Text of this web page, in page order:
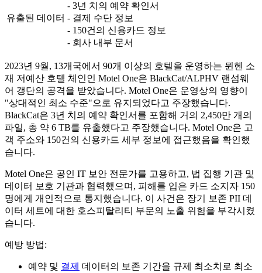
유출된 데이터
- 3년 치의 예약 확인서
- 결제 수단 정보
- 150건의 신용카드 정보
- 회사 내부 문서
2023년 9월, 13개국에서 90개 이상의 호텔을 운영하는 뮌헨 소
재 저예산 호텔 체인인 Motel One은 BlackCat/ALPHV 랜섬웨
어 갱단의 공격을 받았습니다. Motel One은 운영상의 영향이
"상대적인 최소 수준"으로 유지되었다고 주장했습니다.
BlackCat은 3년 치의 예약 확인서를 포함해 거의 2,450만 개의
파일, 총 약 6 TB를 유출했다고 주장했습니다. Motel One은 고
객 주소와 150건의 신용카드 세부 정보에 접근했음을 확인했
습니다.
Motel One은 공인 IT 보안 전문가를 고용하고, 법 집행 기관 및
데이터 보호 기관과 협력했으며, 피해를 입은 카드 소지자 150
명에게 개인적으로 통지했습니다. 이 사건은 장기 보존 PII 데
이터 세트에 대한 호스피탈리티 부문의 노출 위험을 부각시켰
습니다.
예방 방법:
예약 및 결제 데이터의 보존 기간을 규제 최소치로 최소